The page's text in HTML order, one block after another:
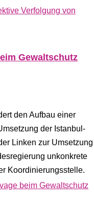
Verfolgung von
Gewaltschutz
den Aufbau einer
der Istanbul-
Linken zur Umsetzung
unkonkrete
Koordinierungsstelle.
beim Gewaltschutz